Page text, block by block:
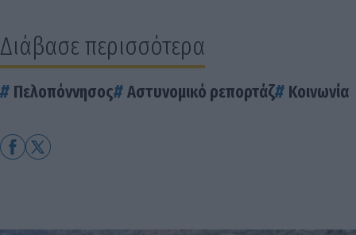
Διάβασε περισσότερα
Πελοπόννησος Αστυνομικό ρεπορτάζ Κοινωνία